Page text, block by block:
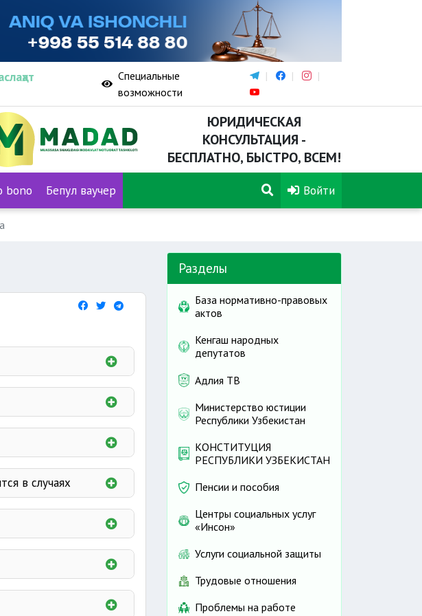
Специальные
возможности
ЮРИДИЧЕСКАЯ
КОНСУЛЬТАЦИЯ -
БЕСПЛАТНО, БЫСТРО, ВСЕМ!
bono Бепул ваучер Войти
в любое время)
предприятия, его
в случаях
либо
Разделы
База нормативно-правовых
актов
Кенгаш народных
депутатов
Адлия ТВ
Министерство юстиции
Республики Узбекистан
КОНСТИТУЦИЯ
РЕСПУБЛИКИ УЗБЕКИСТАН
Пенсии и пособия
Центры социальных услуг
«Инсон»
Услуги социальной защиты
Трудовые отношения
Проблемы на работе